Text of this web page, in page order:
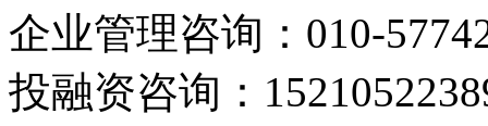
企业管理咨询： 010-
投融资咨询：